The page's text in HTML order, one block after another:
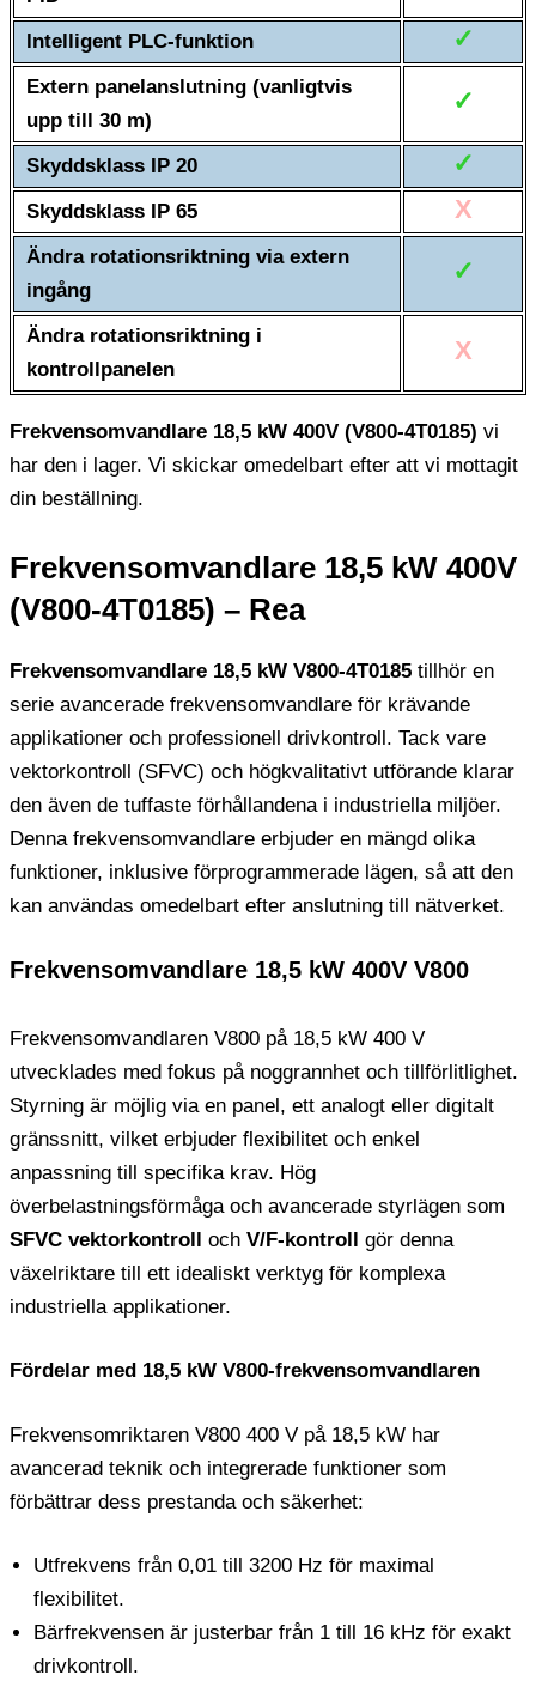
Intelligent PLC-funktion ✓
Extern panelanslutning (vanligtvis
upp till 30 m)
✓
Skyddsklass IP 20 ✓
Skyddsklass IP 65 X
Ändra rotationsriktning via extern
ingång
✓
Ändra rotationsriktning i
kontrollpanelen
X
Frekvensomvandlare 18,5 kW 400V (V800-4T0185) vi
har den i lager. Vi skickar omedelbart efter att vi mottagit
din beställning.
Frekvensomvandlare 18,5 kW 400V
(V800-4T0185) – Rea
Frekvensomvandlare 18,5 kW V800-4T0185 tillhör en
serie avancerade frekvensomvandlare för krävande
applikationer och professionell drivkontroll. Tack vare
vektorkontroll (SFVC) och högkvalitativt utförande klarar
den även de tuffaste förhållandena i industriella miljöer.
Denna frekvensomvandlare erbjuder en mängd olika
funktioner, inklusive förprogrammerade lägen, så att den
kan användas omedelbart efter anslutning till nätverket.
Frekvensomvandlare 18,5 kW 400V V800
Frekvensomvandlaren V800 på 18,5 kW 400 V
utvecklades med fokus på noggrannhet och tillförlitlighet.
Styrning är möjlig via en panel, ett analogt eller digitalt
gränssnitt, vilket erbjuder flexibilitet och enkel
anpassning till specifika krav. Hög
överbelastningsförmåga och avancerade styrlägen som
SFVC vektorkontroll och V/F-kontroll gör denna
växelriktare till ett idealiskt verktyg för komplexa
industriella applikationer.
Fördelar med 18,5 kW V800-frekvensomvandlaren
Frekvensomriktaren V800 400 V på 18,5 kW har
avancerad teknik och integrerade funktioner som
förbättrar dess prestanda och säkerhet:
Utfrekvens från 0,01 till 3200 Hz för maximal
flexibilitet.
Bärfrekvensen är justerbar från 1 till 16 kHz för exakt
drivkontroll.